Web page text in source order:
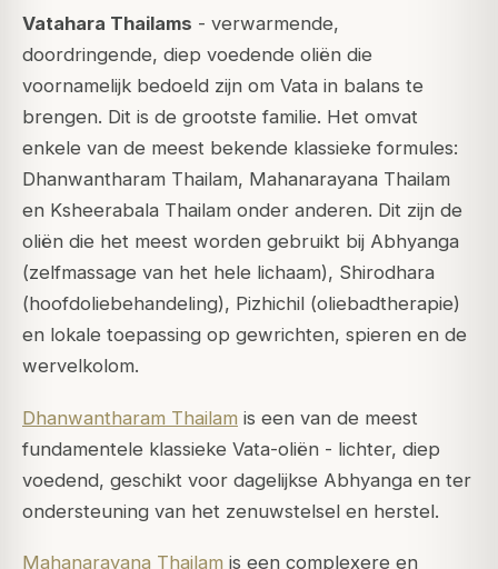
Vatahara Thailams - verwarmende,
doordringende, diep voedende oliën die
voornamelijk bedoeld zijn om Vata in balans te
brengen. Dit is de grootste familie. Het omvat
enkele van de meest bekende klassieke formules:
Dhanwantharam Thailam, Mahanarayana Thailam
en Ksheerabala Thailam onder anderen. Dit zijn de
oliën die het meest worden gebruikt bij Abhyanga
(zelfmassage van het hele lichaam), Shirodhara
(hoofdoliebehandeling), Pizhichil (oliebadtherapie)
en lokale toepassing op gewrichten, spieren en de
wervelkolom.
Dhanwantharam Thailam is een van de meest
fundamentele klassieke Vata-oliën - lichter, diep
voedend, geschikt voor dagelijkse Abhyanga en ter
ondersteuning van het zenuwstelsel en herstel.
Mahanarayana Thailam is een complexere en